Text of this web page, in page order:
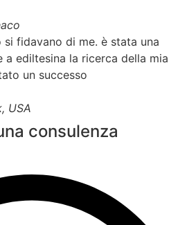
fidavano di me. è stata una
ediltesina la ricerca della mia
un successo
USA
consulenza